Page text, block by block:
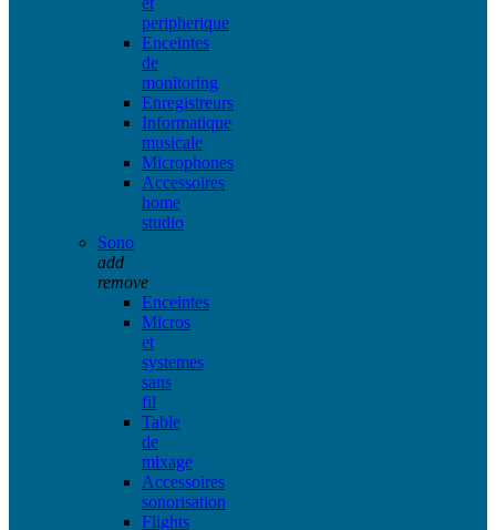
peripherique
Enceintes
de
monitoring
Enregistreurs
Informatique
musicale
Microphones
Accessoires
home
studio
Sono
add
remove
Enceintes
Micros
et
systemes
sans
fil
Table
de
mixage
Accessoires
sonorisation
Flights